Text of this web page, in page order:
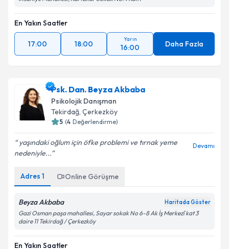
En Yakın Saatler
17:00 18:00
Yarın
16:00 Daha Fazla
Psk. Dan. Beyza Akbaba
Psikolojik Danışman
Tekirdağ, Çerkezköy
5 (4 Değerlendirme)
yaşındaki oğlum için öfke problemi ve tırnak yeme
nedeniyle...
Devamı
Adres 1 Online Görüşme
Beyza Akbaba Haritada Göster
Gazi Osman paşa mahallesi, Sayar sokak No 6-8 Ak İş Merkezî kat 3
daire 11 Tekirdağ / Çerkezköy
En Yakın Saatler